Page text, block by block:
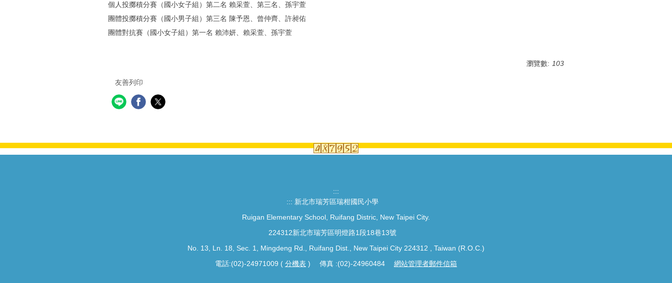
個人投擲積分賽（國小女子組）第二名 賴采萱、第三名、孫宇萱
團體投擲積分賽（國小男子組）第三名 陳予恩、曾仲齊、許昶佑
團體對抗賽（國小女子組）第一名 賴沛妍、賴采萱、孫宇萱
瀏覽數: 103
友善列印
:::
::: 新北市瑞芳區瑞柑國民小學
Ruigan Elementary School, Ruifang Distric, New Taipei City.
224312新北市瑞芳區明燈路1段18巷13號
No. 13, Ln. 18, Sec. 1, Mingdeng Rd., Ruifang Dist., New Taipei City 224312 , Taiwan (R.O.C.)
電話:(02)-24971009 ( 分機表 ) 傳真 :(02)-24960484 網站管理者郵件信箱